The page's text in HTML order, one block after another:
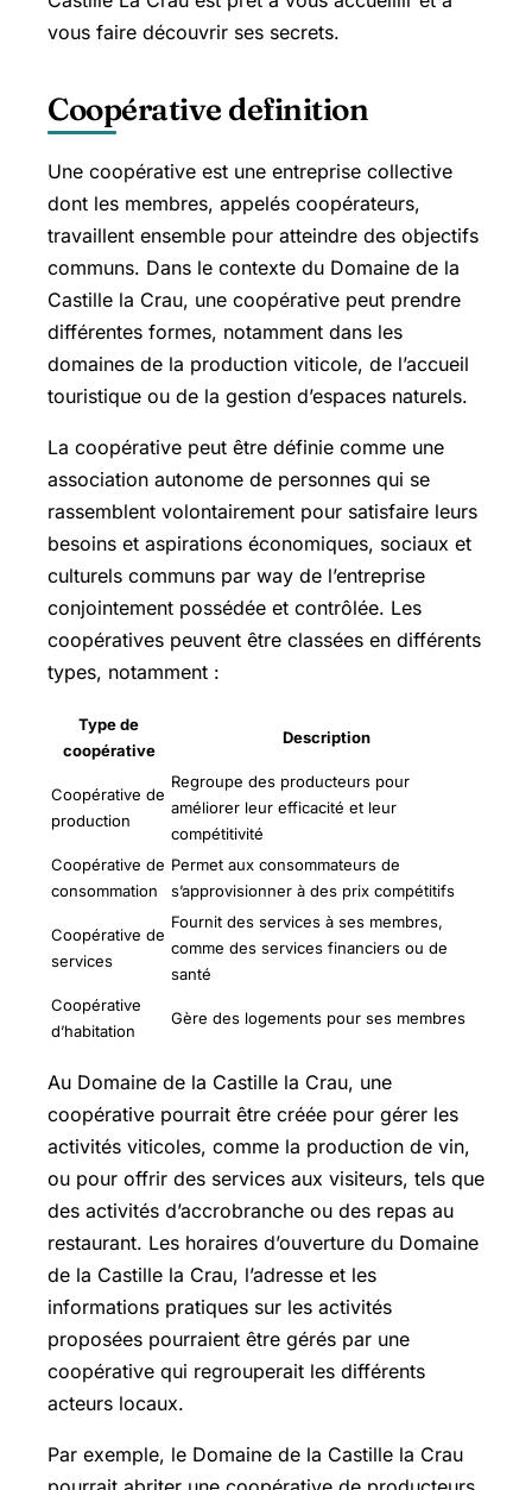
vous faire découvrir ses secrets.
Coopérative definition
Une coopérative est une entreprise collective
dont les membres, appelés coopérateurs,
travaillent ensemble pour atteindre des objectifs
communs. Dans le contexte du Domaine de la
Castille la Crau, une coopérative peut prendre
différentes formes, notamment dans les
domaines de la production viticole, de l’accueil
touristique ou de la gestion d’espaces naturels.
La coopérative peut être définie comme une
association autonome de personnes qui se
rassemblent volontairement pour satisfaire leurs
besoins et aspirations économiques, sociaux et
culturels communs par way de l’entreprise
conjointement possédée et contrôlée. Les
coopératives peuvent être classées en différents
types, notamment :
Type de
coopérative
Description
Coopérative de
production
Regroupe des producteurs pour
améliorer leur efficacité et leur
compétitivité
Coopérative de
consommation
Permet aux consommateurs de
s’approvisionner à des prix compétitifs
Coopérative de
services
Fournit des services à ses membres,
comme des services financiers ou de
santé
Coopérative
d’habitation
Gère des logements pour ses membres
Au Domaine de la Castille la Crau, une
coopérative pourrait être créée pour gérer les
activités viticoles, comme la production de vin,
ou pour offrir des services aux visiteurs, tels que
des activités d’accrobranche ou des repas au
restaurant. Les horaires d’ouverture du Domaine
de la Castille la Crau, l’adresse et les
informations pratiques sur les activités
proposées pourraient être gérés par une
coopérative qui regrouperait les différents
acteurs locaux.
Par exemple, le Domaine de la Castille la Crau